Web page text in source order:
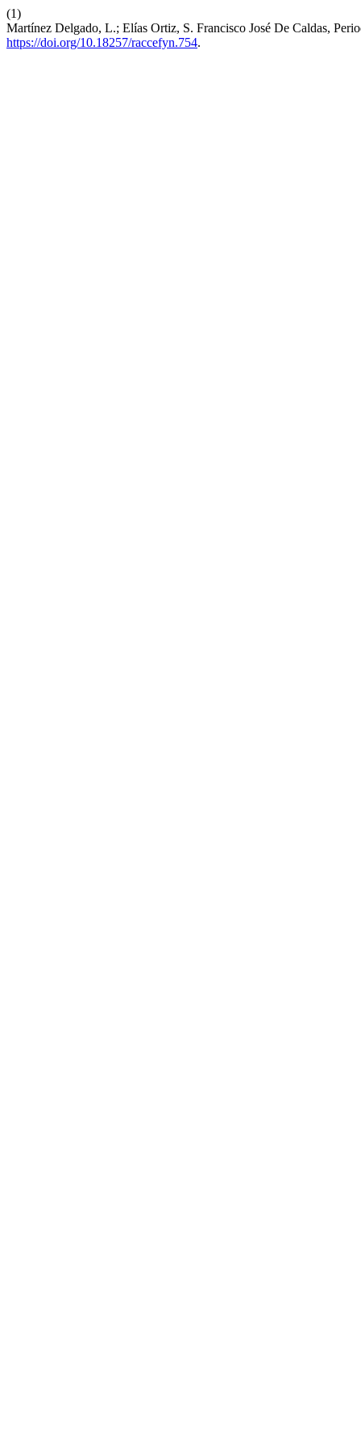
(1)
Martínez Delgado, L.; Elías Ortiz, S. Francisco José De Caldas,
https://doi.org/10.18257/raccefyn.754.